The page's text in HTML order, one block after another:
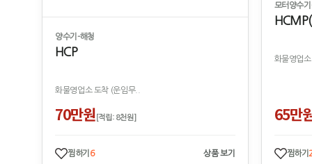
양수기-해청
HCP
화물영업소 도착 (운임무..
70만원 [적립: 8천원]
찜하기 6 상품 보기
모터양수
화물영업
65만
찜하기